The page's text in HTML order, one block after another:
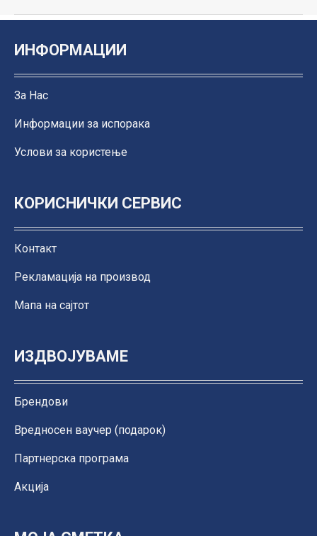
ИНФОРМАЦИИ
За Нас
Информации за испорака
Услови за користење
КОРИСНИЧКИ СЕРВИС
Контакт
Рекламација на производ
Мапа на сајтот
ИЗДВОЈУВАМЕ
Брендови
Вредносен ваучер (подарок)
Партнерска програма
Акција